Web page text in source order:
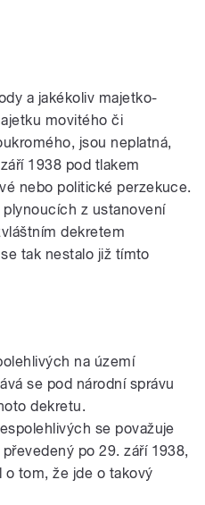
a jakékoliv majetko-
movitého či
jsou neplatná,
1938 pod tlakem
nebo politické perzekuce.
z ustanovení
dekretem
tak nestalo již tímto
na území
se pod národní správu
dekretu.
se považuje
po 29. září 1938,
o tom, že jde o takový